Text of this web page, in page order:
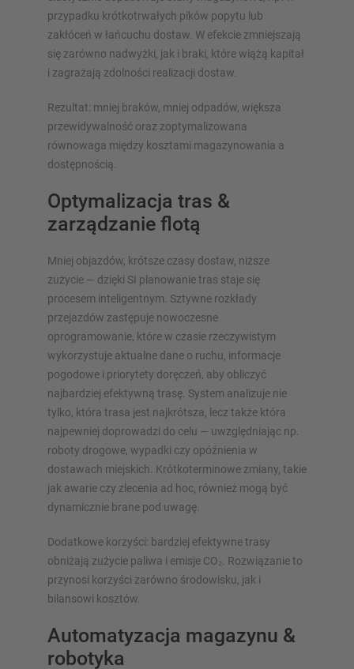
przypadku krótkotrwałych pików popytu lub
zakłóceń w łańcuchu dostaw. W efekcie zmniejszają
się zarówno nadwyżki, jak i braki, które wiążą kapitał
i zagrażają zdolności realizacji dostaw.
Rezultat: mniej braków, mniej odpadów, większa
przewidywalność oraz zoptymalizowana
równowaga między kosztami magazynowania a
dostępnością.
Optymalizacja tras &
zarządzanie flotą
Mniej objazdów, krótsze czasy dostaw, niższe
zużycie — dzięki SI planowanie tras staje się
procesem inteligentnym. Sztywne rozkłady
przejazdów zastępuje nowoczesne
oprogramowanie, które w czasie rzeczywistym
wykorzystuje aktualne dane o ruchu, informacje
pogodowe i priorytety doręczeń, aby obliczyć
najbardziej efektywną trasę. System analizuje nie
tylko, która trasa jest najkrótsza, lecz także która
najpewniej doprowadzi do celu — uwzględniając np.
roboty drogowe, wypadki czy opóźnienia w
dostawach miejskich. Krótkoterminowe zmiany, takie
jak awarie czy zlecenia ad hoc, również mogą być
dynamicznie brane pod uwagę.
Dodatkowe korzyści: bardziej efektywne trasy
obniżają zużycie paliwa i emisje CO₂. Rozwiązanie to
przynosi korzyści zarówno środowisku, jak i
bilansowi kosztów.
Automatyzacja magazynu &
robotyka